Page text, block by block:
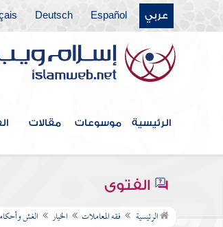
عربي Español
Deutsch
الرئيسية موسوعات مقالات
الفتوى
الرئيسية فقه المعاملات الخيار الغش